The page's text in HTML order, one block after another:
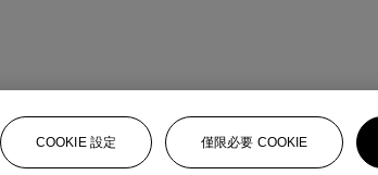
COOKIE 設定 僅限必要 COOKIE